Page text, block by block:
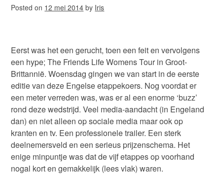
Posted on 12 mei 2014 by Iris
Eerst was het een gerucht, toen een feit en vervolgens
een hype; The Friends Life Womens Tour in Groot-
Brittannië. Woensdag gingen we van start in de eerste
editie van deze Engelse etappekoers. Nog voordat er
een meter verreden was, was er al een enorme ‘buzz’
rond deze wedstrijd. Veel media-aandacht (in Engeland
dan) en niet alleen op sociale media maar ook op
kranten en tv. Een professionele trailer. Een sterk
deelnemersveld en een serieus prijzenschema. Het
enige minpuntje was dat de vijf etappes op voorhand
nogal kort en gemakkelijk (lees vlak) waren.